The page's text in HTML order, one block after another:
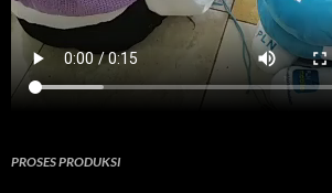
PROSES PRODUKSI